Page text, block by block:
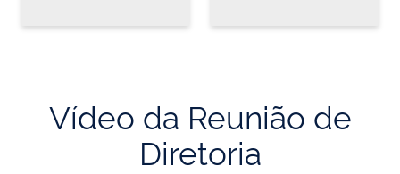
Vídeo da Reunião de
Diretoria